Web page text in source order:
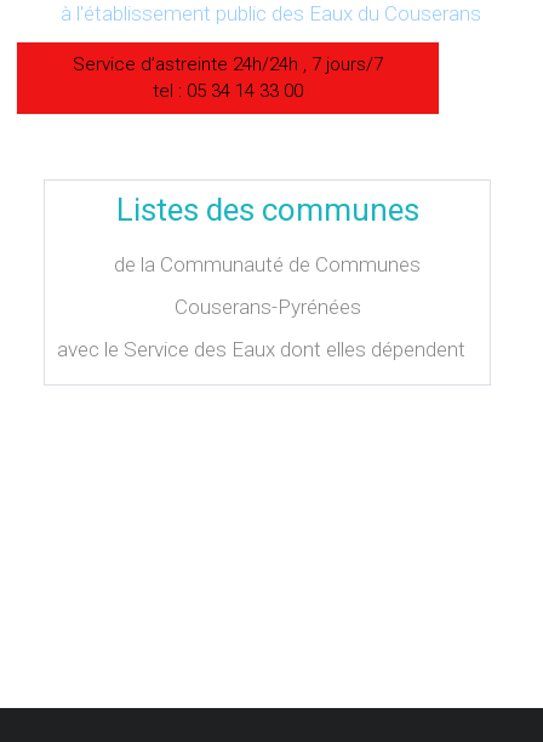
à l'établissement public des Eaux du Couserans
Service d’astreinte 24h/24h , 7 jours/7
tel : 05 34 14 33 00
Listes des communes
de la Communauté de Communes
Couserans-Pyrénées
avec le Service des Eaux dont elles dépendent